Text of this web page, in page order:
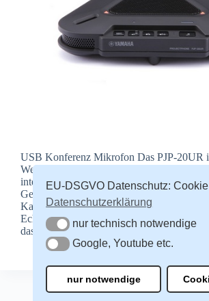
USB Konferenz Mikrofon Das PJP-20UR
Web-Konferenz-Mikrofon-Lautsprecher mit
integrierten speziellen Echounterdrückung.
Gerät wird einfach mit einem PC über ein
Kabel verbunden. Eliminiert Ton-
Echo Ein spezieller Echokompensator sorgt
dass kein Echo oder Ton-Aussetzer
Redakteur
4. Oktober 2013
EU-DSGVO Datenschutz:
Datenschutzerklärung
nur technisch notwendige
nur technisch notwendige
Google, Youtube etc.
Google, Youtube etc.
nur notwendige